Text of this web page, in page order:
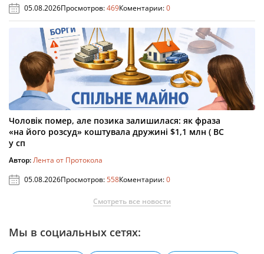
05.08.2026Просмотров:469Коментарии:0
Чоловік помер, але позика залишилася: як фраза
«на його розсуд» коштувала дружині $1,1 млн ( ВС
у сп
Автор:Лента от Протокола
05.08.2026Просмотров:558Коментарии:0
Смотреть все новости
Мы в социальных сетях: